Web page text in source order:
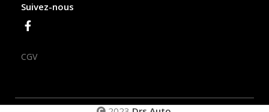
Suivez-nous
CGV